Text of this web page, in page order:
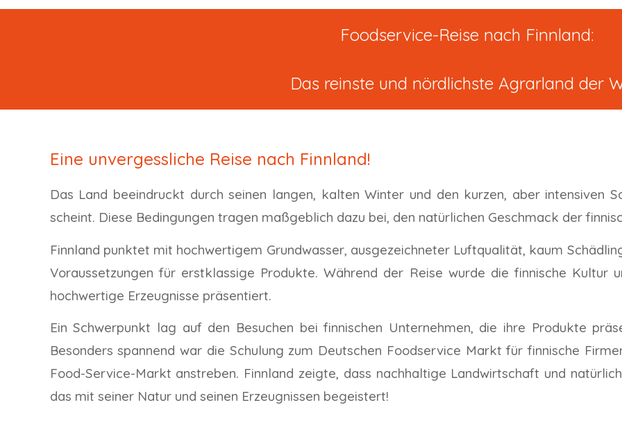
Foodservice-Reise nach Finnland:
Das reinste und nördlichste Agrarland der
Eine unvergessliche Reise nach Finnland!
Das Land beeindruckt durch seinen langen, kalten Winter und den kurzen, aber intensiven
scheint. Diese Bedingungen tragen maßgeblich dazu bei, den natürlichen Geschmack der
Finnland punktet mit hochwertigem Grundwasser, ausgezeichneter Luftqualität, kaum
Voraussetzungen für erstklassige Produkte. Während der Reise wurde die finnische Kultur
hochwertige Erzeugnisse präsentiert.
Ein Schwerpunkt lag auf den Besuchen bei finnischen Unternehmen, die ihre Produkte
Besonders spannend war die Schulung zum Deutschen Foodservice Markt für finnische
Food-Service-Markt anstreben. Finnland zeigte, dass nachhaltige Landwirtschaft und
das mit seiner Natur und seinen Erzeugnissen begeistert!